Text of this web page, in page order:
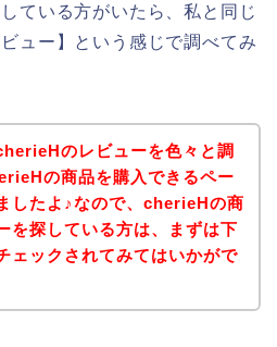
ている方がいたら、私と同じ
ュー】という感じで調べてみ
のレビューを色々と調
の商品を購入できるペー
したよ♪なので、cherieHの商
を探している方は、まずは下
ェックされてみてはいかがで